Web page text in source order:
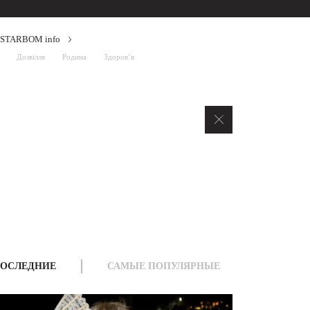
Дозвілля Родина Здоров’я
STARBOM info
САМЫЕ ПОПУЛЯРНЫЕ